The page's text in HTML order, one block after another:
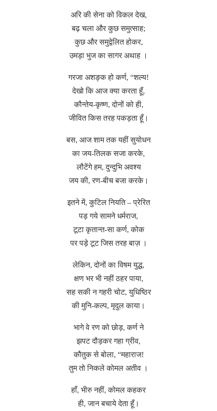
अरि की सेना को विकल देख,
बढ़ चला और कुछ समुत्साह;
कुछ और समुद्वेलित होकर,
उमड़ा भुज का सागर अथाह ।
गरजा अशङ्क हो कर्ण, “शल्य!
देखो कि आज क्या करता हूँ,
कौन्तेय-कृष्ण, दोनों को ही,
जीवित किस तरह पकड़ता हूँ।
बस, आज शाम तक यहीं सुयोधन
का जय-तिलक सजा करके,
लौटेंगे हम, दुन्दुभि अवश्य
जय की, रण-बीच बजा करके।
इतने में, कुटिल नियति – प्रेरित
पड़ गये सामने धर्मराज,
टूटा कृतान्त-सा कर्ण, कोक
पर पड़े टूट जिस तरह बाज़ ।
लेकिन, दोनों का विषम युद्ध,
क्षण भर भी नहीं ठहर पाया,
सह सकी न गहरी चोट, युधिष्ठिर
की मुनि-कल्प, मृदुल काया।
भागे वे रण को छोड़, कर्ण ने
झपट दौड़कर गहा ग्रीव,
कौतुक से बोला, “महाराज!
तुम तो निकले कोमल अतीव ।
हाँ, भीरु नहीं, कोमल कहकर
ही, जान बचाये देता हूँ।